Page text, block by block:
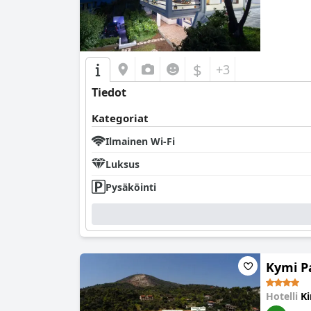
$ +3
Tiedot
Kategoriat
Ilmainen Wi-Fi
Luksus
Pysäköinti
Kymi
Hotelli